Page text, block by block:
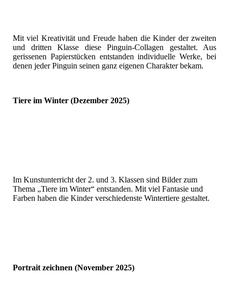
Mit viel Kreativität und Freude haben die Kinder der zweiten
und dritten Klasse diese Pinguin-Collagen gestaltet. Aus
gerissenen Papierstücken entstanden individuelle Werke, bei
denen jeder Pinguin seinen ganz eigenen Charakter bekam.
Tiere im Winter (Dezember 2025)
Im Kunstunterricht der 2. und 3. Klassen sind Bilder zum
Thema „Tiere im Winter“ entstanden. Mit viel Fantasie und
Farben haben die Kinder verschiedenste Wintertiere gestaltet.
Portrait zeichnen (November 2025)